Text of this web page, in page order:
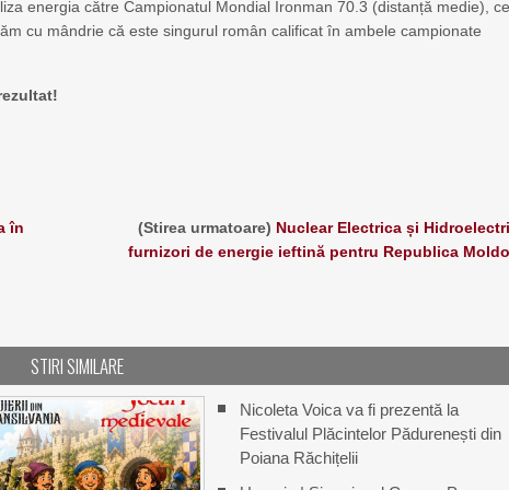
energia către Campionatul Mondial Ironman 70.3 (distanță medie), ce
cu mândrie că este singurul român calificat în ambele campionate
în
(Stirea urmatoare) Nuclear Electrica și
furnizori de energie ieftină pentru Republica
STIRI SIMILARE
Nicoleta Voica va fi prezentă la
Festivalul Plăcintelor Pădurenești din
Poiana Răchițelii